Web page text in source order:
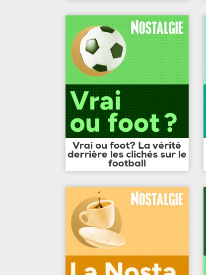
Vrai ou foot? La vérité
derrière les clichés sur le
football